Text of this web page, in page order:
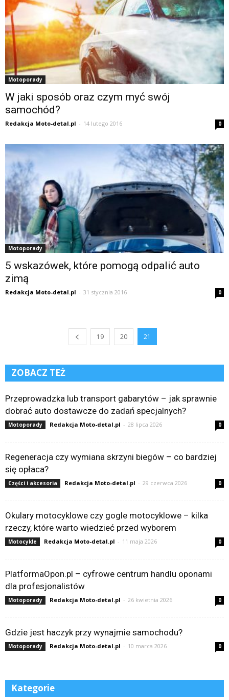
Motoporady
W jaki sposób oraz czym myć swój
samochód?
Redakcja Moto-detal.pl - 14 lutego 2016 0
Motoporady
5 wskazówek, które pomogą odpalić auto
zimą
Redakcja Moto-detal.pl - 31 stycznia 2016 0
19 20 21
ZOBACZ TEŻ
Przeprowadzka lub transport gabarytów – jak sprawnie
dobrać auto dostawcze do zadań specjalnych?
Motoporady Redakcja Moto-detal.pl - 28 lipca 2026 0
Regeneracja czy wymiana skrzyni biegów – co bardziej
się opłaca?
Części i akcesoria Redakcja Moto-detal.pl - 29 czerwca 2026 0
Okulary motocyklowe czy gogle motocyklowe – kilka
rzeczy, które warto wiedzieć przed wyborem
Motocykle Redakcja Moto-detal.pl - 11 maja 2026 0
PlatformaOpon.pl – cyfrowe centrum handlu oponami
dla profesjonalistów
Motoporady Redakcja Moto-detal.pl - 26 kwietnia 2026 0
Gdzie jest haczyk przy wynajmie samochodu?
Motoporady Redakcja Moto-detal.pl - 10 marca 2026 0
Kategorie